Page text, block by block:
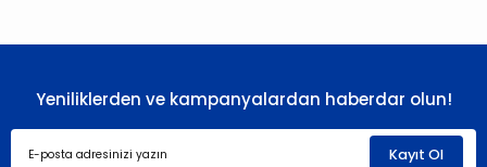
Ürün resmi kalitesiz, bozuk veya görüntülenemiyor.
Yeniliklerden ve kampanyalardan haberdar olun!
Kayıt Ol